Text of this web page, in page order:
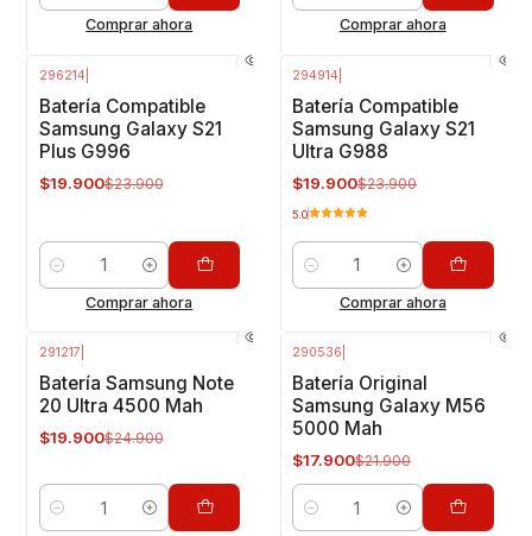
Comprar ahora
Comprar ahora
296214
Batería Compatible
Samsung Galaxy S21
Plus G996
$19.900$23.900
Cantidad
Comprar ahora
294914
Batería Compatible
Samsung Galaxy S21
Ultra G988
$19.900$23.900
5.0
Cantidad
Comprar ahora
291217
Batería Samsung Note
20 Ultra 4500 Mah
$19.900$24.900
Cantidad
290536
Batería Original
Samsung Galaxy M56
5000 Mah
$17.900$21.900
Cantidad